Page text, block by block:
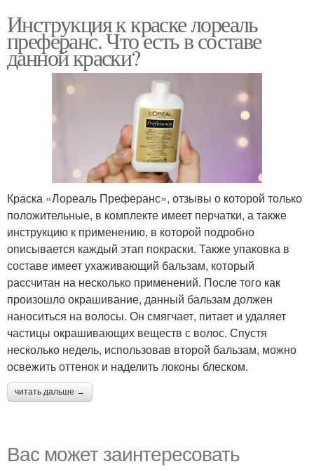
Инструкция к краске лореаль
преферанс. Что есть в составе
данной краски?
Краска «Лореаль Преферанс», отзывы о которой только
положительные, в комплекте имеет перчатки, а также
инструкцию к применению, в которой подробно
описывается каждый этап покраски. Также упаковка в
составе имеет ухаживающий бальзам, который
рассчитан на несколько применений. После того как
произошло окрашивание, данный бальзам должен
наноситься на волосы. Он смягчает, питает и удаляет
частицы окрашивающих веществ с волос. Спустя
несколько недель, использовав второй бальзам, можно
освежить оттенок и наделить локоны блеском.
читать дальше →
Вас может заинтересовать